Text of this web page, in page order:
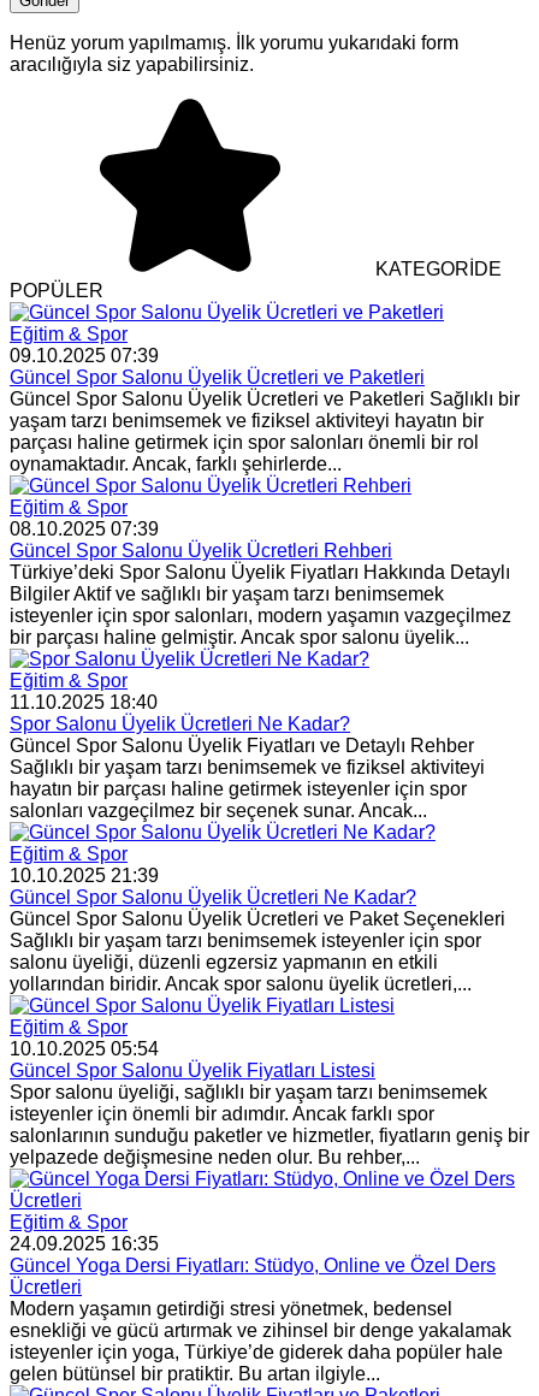
Henüz yorum yapılmamış. İlk yorumu yukarıdaki form
aracılığıyla siz yapabilirsiniz.
KATEGORİDE
POPÜLER
Eğitim & Spor
09.10.2025 07:39
Güncel Spor Salonu Üyelik Ücretleri ve Paketleri
Güncel Spor Salonu Üyelik Ücretleri ve Paketleri Sağlıklı bir
yaşam tarzı benimsemek ve fiziksel aktiviteyi hayatın bir
parçası haline getirmek için spor salonları önemli bir rol
oynamaktadır. Ancak, farklı şehirlerde...
Eğitim & Spor
08.10.2025 07:39
Güncel Spor Salonu Üyelik Ücretleri Rehberi
Türkiye’deki Spor Salonu Üyelik Fiyatları Hakkında Detaylı
Bilgiler Aktif ve sağlıklı bir yaşam tarzı benimsemek
isteyenler için spor salonları, modern yaşamın vazgeçilmez
bir parçası haline gelmiştir. Ancak spor salonu üyelik...
Eğitim & Spor
11.10.2025 18:40
Spor Salonu Üyelik Ücretleri Ne Kadar?
Güncel Spor Salonu Üyelik Fiyatları ve Detaylı Rehber
Sağlıklı bir yaşam tarzı benimsemek ve fiziksel aktiviteyi
hayatın bir parçası haline getirmek isteyenler için spor
salonları vazgeçilmez bir seçenek sunar. Ancak...
Eğitim & Spor
10.10.2025 21:39
Güncel Spor Salonu Üyelik Ücretleri Ne Kadar?
Güncel Spor Salonu Üyelik Ücretleri ve Paket Seçenekleri
Sağlıklı bir yaşam tarzı benimsemek isteyenler için spor
salonu üyeliği, düzenli egzersiz yapmanın en etkili
yollarından biridir. Ancak spor salonu üyelik ücretleri,...
Eğitim & Spor
10.10.2025 05:54
Güncel Spor Salonu Üyelik Fiyatları Listesi
Spor salonu üyeliği, sağlıklı bir yaşam tarzı benimsemek
isteyenler için önemli bir adımdır. Ancak farklı spor
salonlarının sunduğu paketler ve hizmetler, fiyatların geniş bir
yelpazede değişmesine neden olur. Bu rehber,...
Eğitim & Spor
24.09.2025 16:35
Güncel Yoga Dersi Fiyatları: Stüdyo, Online ve Özel Ders
Ücretleri
Modern yaşamın getirdiği stresi yönetmek, bedensel
esnekliği ve gücü artırmak ve zihinsel bir denge yakalamak
isteyenler için yoga, Türkiye’de giderek daha popüler hale
gelen bütünsel bir pratiktir. Bu artan ilgiyle...